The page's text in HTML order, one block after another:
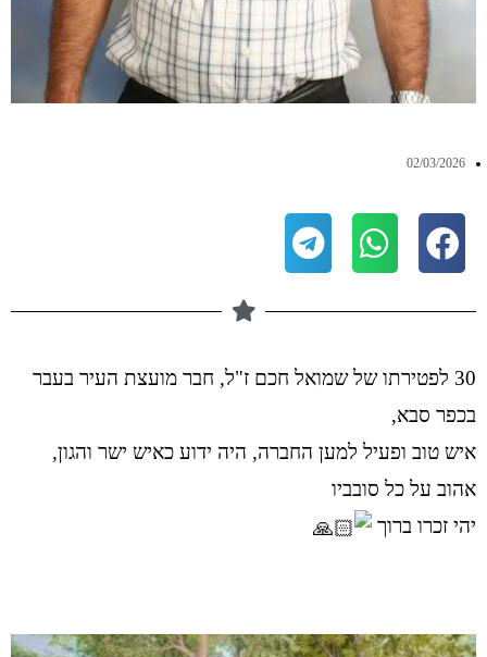
02/03/2026
30 לפטירתו של שמואל חכם ז"ל, חבר מועצת העיר בעבר
בכפר סבא,
איש טוב ופעיל למען החברה, היה ידוע כאיש ישר והגון,
אהוב על כל סובביו
יהי זכרו ברוך